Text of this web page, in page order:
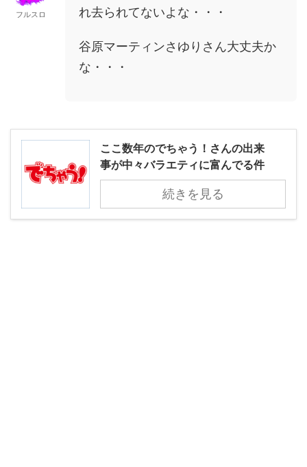
フルスロ
れ去られてないよな・・・
谷原マーティンさゆりさん大丈夫か
な・・・
ここ数年のでちゃう！さんの出来
事が中々バラエティに富んでる件
続きを見る